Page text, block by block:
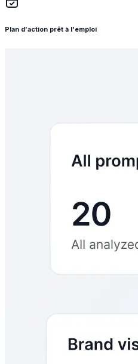
Plan d'action prêt à l'emploi